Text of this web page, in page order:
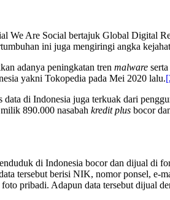
We Are Social bertajuk Global Digital
ini juga mengiringi angka
adanya peningkatan tren malware
yakni Tokopedia pada Mei 2020 lalu.
data di Indonesia juga terkuak dari
890.000 nasabah kredit plus bocor
di Indonesia bocor dan dijual di
tersebut berisi NIK, nomor ponsel, e-
pribadi. Adapun data tersebut dijual